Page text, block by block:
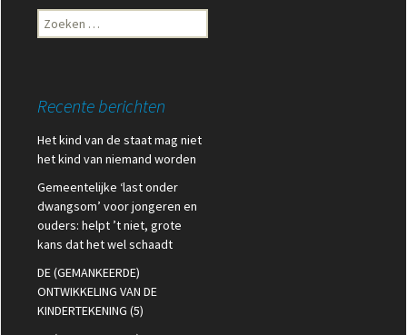
Zoeken
naar:
Recente berichten
Het kind van de staat mag niet
het kind van niemand worden
Gemeentelijke ‘last onder
dwangsom’ voor jongeren en
ouders: helpt ’t niet, grote
kans dat het wel schaadt
DE (GEMANKEERDE)
ONTWIKKELING VAN DE
KINDERTEKENING (5)